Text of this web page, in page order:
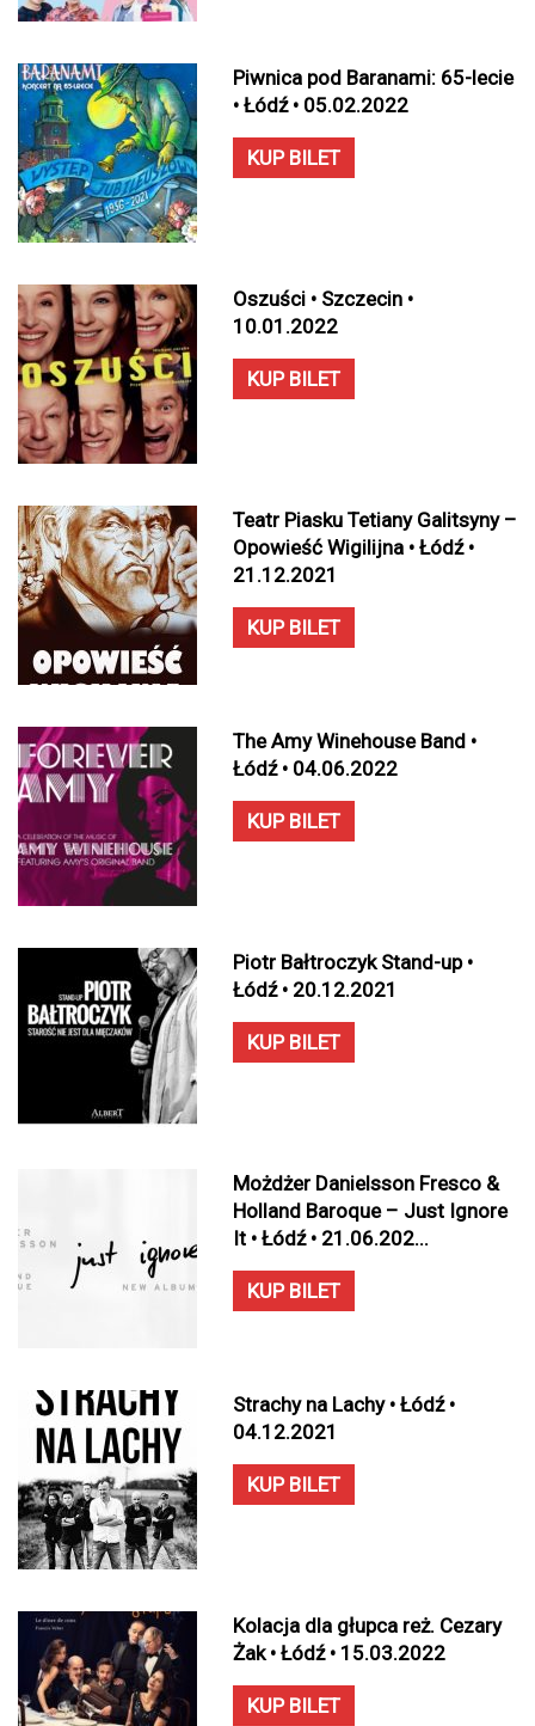
Piwnica pod Baranami: 65-lecie
• Łódź • 05.02.2022
KUP BILET
Oszuści • Szczecin •
10.01.2022
KUP BILET
Teatr Piasku Tetiany Galitsyny –
Opowieść Wigilijna • Łódź •
21.12.2021
KUP BILET
The Amy Winehouse Band •
Łódź • 04.06.2022
KUP BILET
Piotr Bałtroczyk Stand-up •
Łódź • 20.12.2021
KUP BILET
Możdżer Danielsson Fresco &
Holland Baroque – Just Ignore
It • Łódź • 21.06.202...
KUP BILET
Strachy na Lachy • Łódź •
04.12.2021
KUP BILET
Kolacja dla głupca reż. Cezary
Żak • Łódź • 15.03.2022
KUP BILET